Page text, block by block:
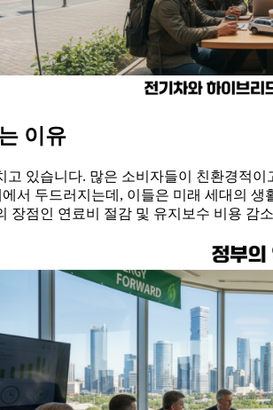
이유
있습니다. 많은 소비자들이 친환경적
서 두드러지는데, 이들은 미래 세대의
장점인 연료비 절감 및 유지보수 비용